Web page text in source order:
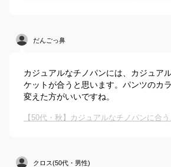
だんごっ鼻
カジュアルなチノパンには、カジュア
ケットが合うと思います。パンツのカ
変えた方がいいですね。
クロス(50代・男性)